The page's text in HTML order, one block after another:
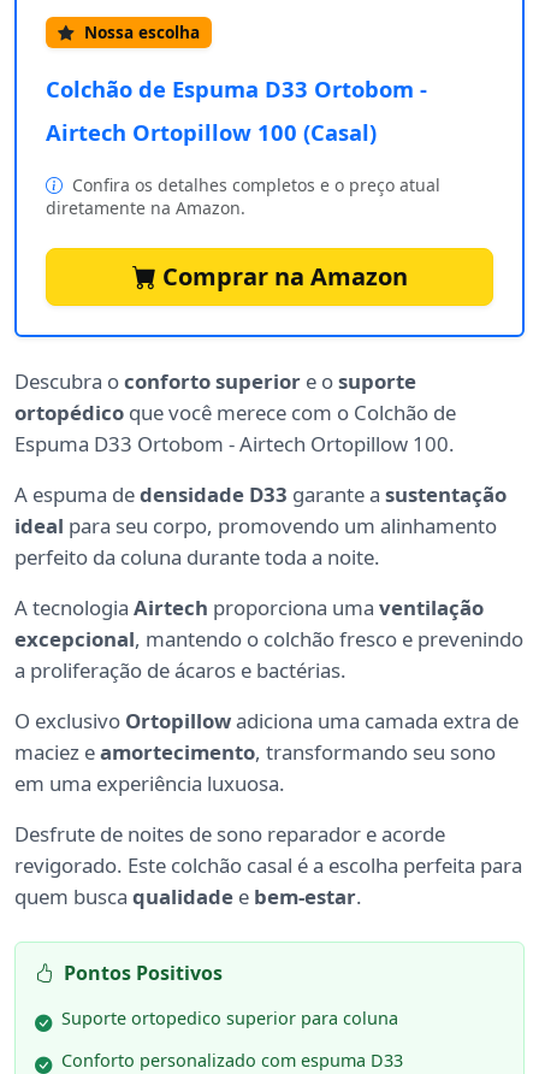
Nossa escolha
Colchão de Espuma D33 Ortobom -
Airtech Ortopillow 100 (Casal)
Confira os detalhes completos e o preço atual
diretamente na Amazon.
Comprar na Amazon
Descubra oconforto superior e osuporte
ortopédico que você merece com o Colchão de
Espuma D33 Ortobom - Airtech Ortopillow 100.
A espuma dedensidade D33 garante a sustentação
ideal para seu corpo, promovendo um alinhamento
perfeito da coluna durante toda a noite.
A tecnologia Airtech proporciona uma ventilação
excepcional, mantendo o colchão fresco e prevenindo
a proliferação de ácaros e bactérias.
O exclusivo Ortopillowadiciona uma camada extra de
maciez eamortecimento, transformando seu sono
em uma experiência luxuosa.
Desfrute de noites de sono reparador e acorde
revigorado. Este colchão casal é a escolha perfeita para
quem busca qualidade e bem-estar.
Pontos Positivos
Suporte ortopedico superior para coluna
Conforto personalizado com espuma D33